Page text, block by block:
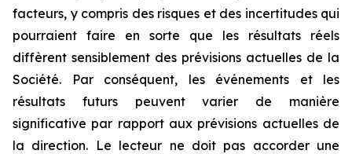
facteurs, y compris des risques et des incertitudes qui
pourraient faire en sorte que les résultats réels
diffèrent sensiblement des prévisions actuelles de la
Société. Par conséquent, les événements et les
résultats futurs peuvent varier de manière
significative par rapport aux prévisions actuelles de
la direction. Le lecteur ne doit pas accorder une